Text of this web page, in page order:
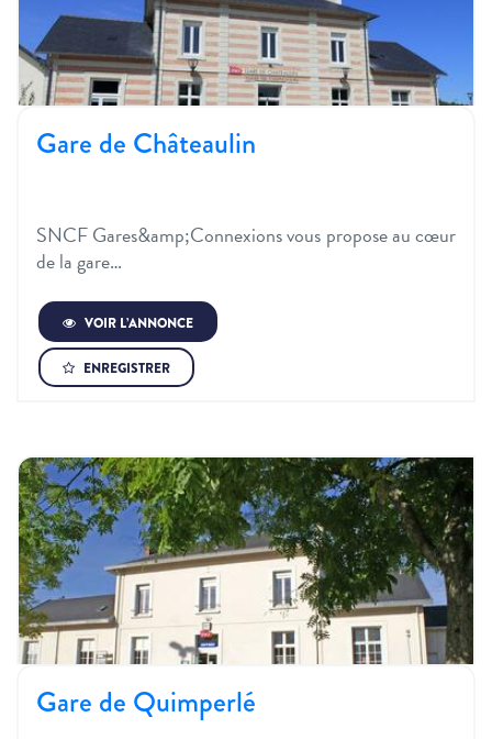
Gare de Châteaulin
SNCF Gares&amp;Connexions vous propose au cœur
de la gare…
VOIR L’ANNONCE
ENREGISTRER
Gare de Quimperlé